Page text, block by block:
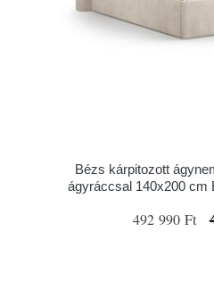
Bézs kárpitozott
ágyráccsal 140x200 cm
492 990 Ft